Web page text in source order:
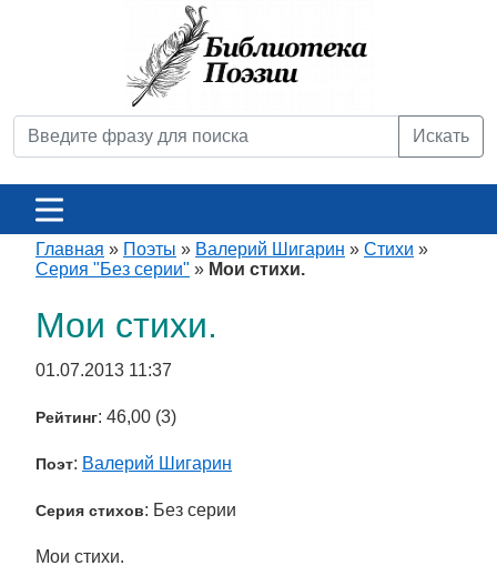
Искать
Главная » Поэты » Валерий Шигарин » Стихи »
Серия "Без серии" » Мои стихи.
Мои стихи.
01.07.2013 11:37
Рейтинг: 46,00 (3)
Поэт: Валерий Шигарин
Серия стихов: Без серии
Мои стихи.